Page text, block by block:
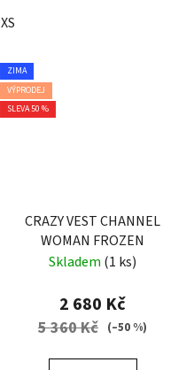
XS
ZIMA
VÝPRODEJ
SLEVA 50 %
CRAZY VEST CHANNEL
WOMAN FROZEN
Skladem (1 ks)
2 680 Kč
5 360 Kč (–50 %)